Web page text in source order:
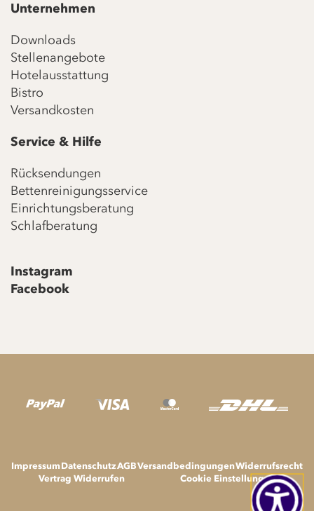
Unternehmen
Downloads
Stellenangebote
Hotelausstattung
Bistro
Versandkosten
Service & Hilfe
Rücksendungen
Bettenreinigungsservice
Einrichtungsberatung
Schlafberatung
Instagram
Facebook
ImpressumDatenschutzAGBVersandbedingungenWiderrufsrecht
Vertrag Widerrufen
Cookie Einstellungen